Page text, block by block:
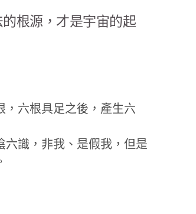
根源，才是宇宙的起
，六根具足之後，產生六
六識，非我、是假我，但是